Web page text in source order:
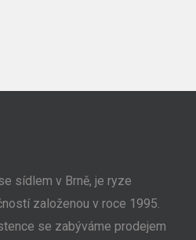
sídlem v Brně, je ryze
založenou v roce 1995.
se zabýváme prodejem